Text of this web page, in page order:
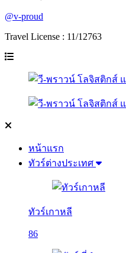
@v-proud
Travel License : 11/12763
หน้าแรก
ทัวร์ต่างประเทศ
ทัวร์เกาหลี
86